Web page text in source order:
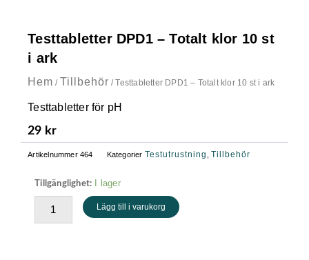
Testtabletter DPD1 – Totalt klor 10 st
i ark
Hem / Tillbehör / Testtabletter DPD1 – Totalt klor 10 st i ark
Testtabletter för pH
29 kr
Artikelnummer464 Kategorier Testutrustning ,Tillbehör
Tillgänglighet: I lager
Testtabletter
DPD1
Totalt
Lägg till i varukorg